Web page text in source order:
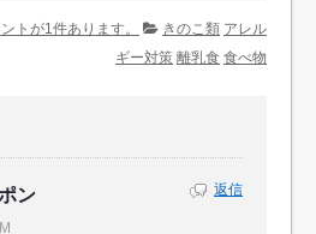
トが1件あります。 きのこ類 アレル
ギー対策 離乳食 食べ物
ン 返信